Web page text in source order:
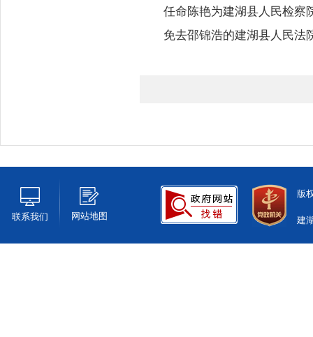
任命陈艳为建湖县人民检察
免去邵锦浩的建湖县人民法
联系我们 网站地图
版
建